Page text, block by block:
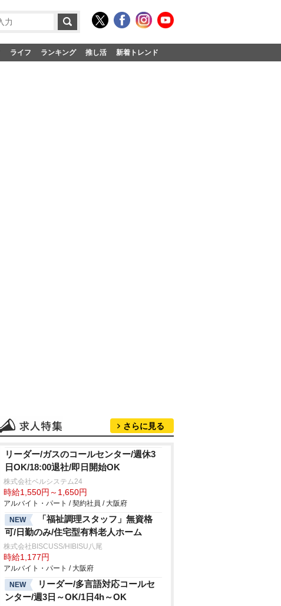
ライフ ランキング 推し活 新着トレンド
さらに見る
リーダー/ガスのコールセンター/週休3
日OK/18:00退社/即日開始OK
株式会社ベルシステム24
時給1,550円～1,650円
アルバイト・パート / 契約社員 / 大阪府
NEW
「福祉調理スタッフ」無資格
可/日勤のみ/住宅型有料老人ホーム
株式会社BISCUSS/HIBISU八尾
時給1,177円
アルバイト・パート / 大阪府
NEW
リーダー/多言語対応コールセ
ンター/週3日～OK/1日4h～OK